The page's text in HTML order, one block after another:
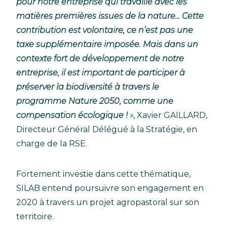
pour notre entreprise qui travaille avec les
matières premières issues de la nature... Cette
contribution est volontaire, ce n’est pas une
taxe supplémentaire imposée. Mais dans un
contexte fort de développement de notre
entreprise, il est important de participer à
préserver la biodiversité à travers le
programme Nature 2050, comme une
compensation écologique ! , Xavier GAILLARD,
Directeur Général Délégué à la Stratégie, en
charge de la RSE.
Fortement investie dans cette thématique,
SILAB entend poursuivre son engagement en
2020 à travers un projet agropastoral sur son
territoire.